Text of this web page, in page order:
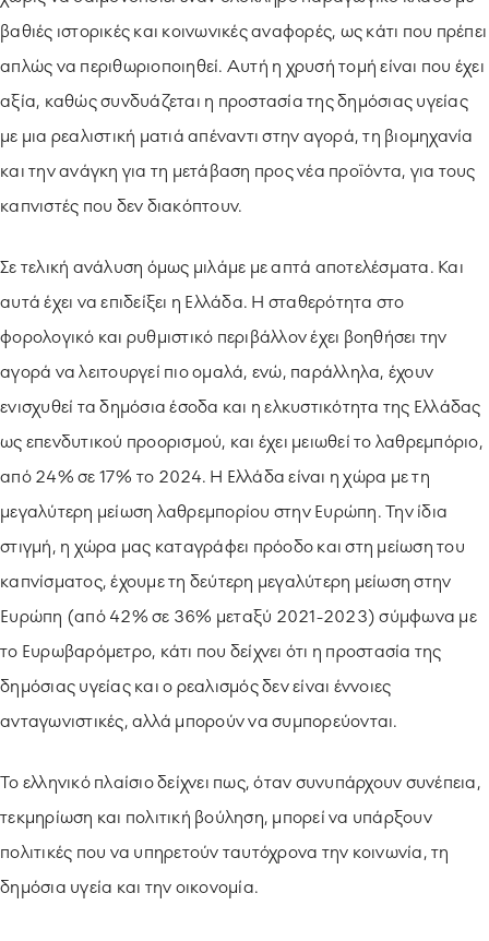
βαθιές ιστορικές και κοινωνικές αναφορές, ως κάτι που πρέπει
απλώς να περιθωριοποιηθεί. Αυτή η χρυσή τομή είναι που έχει
αξία, καθώς συνδυάζεται η προστασία της δημόσιας υγείας
με μια ρεαλιστική ματιά απέναντι στην αγορά, τη βιομηχανία
και την ανάγκη για τη μετάβαση προς νέα προϊόντα, για τους
καπνιστές που δεν διακόπτουν.
Σε τελική ανάλυση όμως μιλάμε με απτά αποτελέσματα. Και
αυτά έχει να επιδείξει η Ελλάδα. Η σταθερότητα στο
φορολογικό και ρυθμιστικό περιβάλλον έχει βοηθήσει την
αγορά να λειτουργεί πιο ομαλά, ενώ, παράλληλα, έχουν
ενισχυθεί τα δημόσια έσοδα και η ελκυστικότητα της Ελλάδας
ως επενδυτικού προορισμού, και έχει μειωθεί το λαθρεμπόριο,
από 24% σε 17% το 2024. Η Ελλάδα είναι η χώρα με τη
μεγαλύτερη μείωση λαθρεμπορίου στην Ευρώπη. Την ίδια
στιγμή, η χώρα μας καταγράφει πρόοδο και στη μείωση του
καπνίσματος, έχουμε τη δεύτερη μεγαλύτερη μείωση στην
Ευρώπη (από 42% σε 36% μεταξύ 2021-2023) σύμφωνα με
το Ευρωβαρόμετρο, κάτι που δείχνει ότι η προστασία της
δημόσιας υγείας και ο ρεαλισμός δεν είναι έννοιες
ανταγωνιστικές, αλλά μπορούν να συμπορεύονται.
Το ελληνικό πλαίσιο δείχνει πως, όταν συνυπάρχουν συνέπεια,
τεκμηρίωση και πολιτική βούληση, μπορεί να υπάρξουν
πολιτικές που να υπηρετούν ταυτόχρονα την κοινωνία, τη
δημόσια υγεία και την οικονομία.